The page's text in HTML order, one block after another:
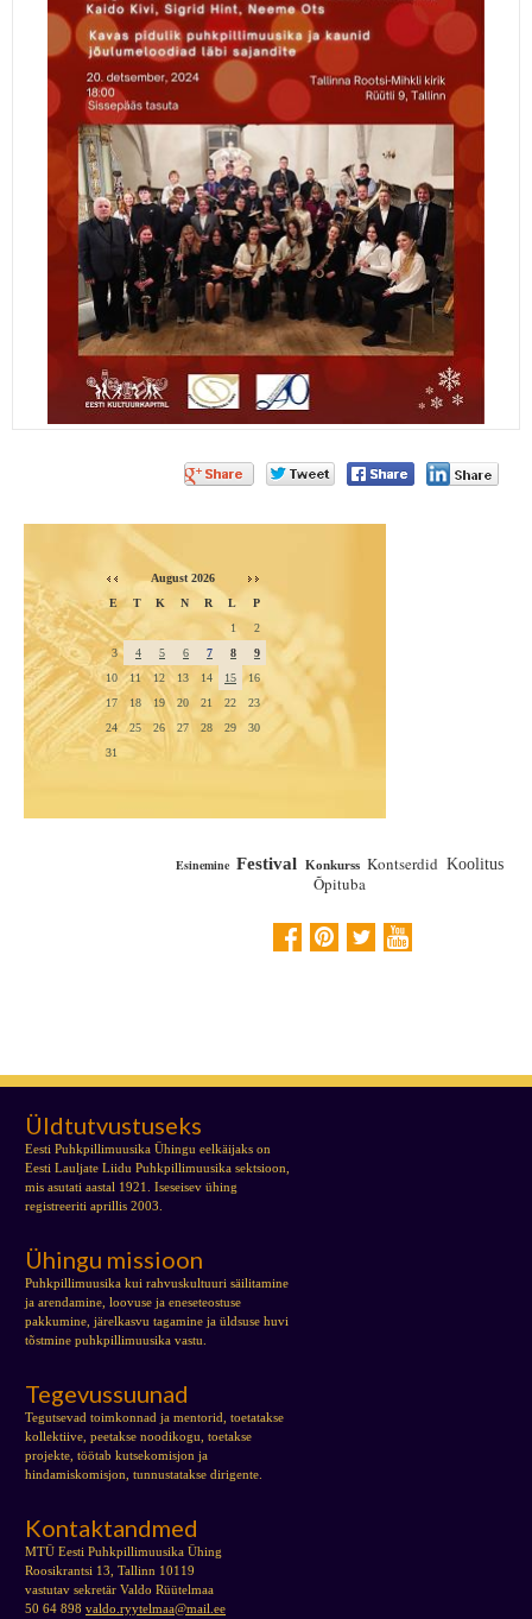
Eesti Noorte Kontsertorkestri jõulukontsert
August 2026
E
T K N R L
P
1
2
3
4 5 6 7 8
9
10
11 12 13 14 15
16
17
18 19 20 21 22
23
24
25 26 27 28 29
30
31
Esinemine Festival Konkurss Kontserdid Koolitus
Õpituba
Üldtutvustuseks
Eesti Puhkpillimuusika Ühingu eelkäijaks on
Eesti Lauljate Liidu Puhkpillimuusika sektsioon,
mis asutati aastal 1921. Iseseisev ühing
registreeriti aprillis 2003.
Ühingu missioon
Puhkpillimuusika kui rahvuskultuuri säilitamine
ja arendamine, loovuse ja eneseteostuse
pakkumine, järelkasvu tagamine ja üldsuse huvi
tõstmine puhkpillimuusika vastu.
Tegevussuunad
Tegutsevad toimkonnad ja mentorid, toetatakse
kollektiive, peetakse noodikogu, toetakse
projekte, töötab kutsekomisjon ja
hindamiskomisjon, tunnustatakse dirigente.
Kontaktandmed
MTÜ Eesti Puhkpillimuusika Ühing
Roosikrantsi 13, Tallinn 10119
vastutav sekretär Valdo Rüütelmaa
50 64 898 valdo.ryytelmaa@mail.ee